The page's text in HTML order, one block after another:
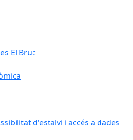
El Bruc
d'estalvi i accés a dades